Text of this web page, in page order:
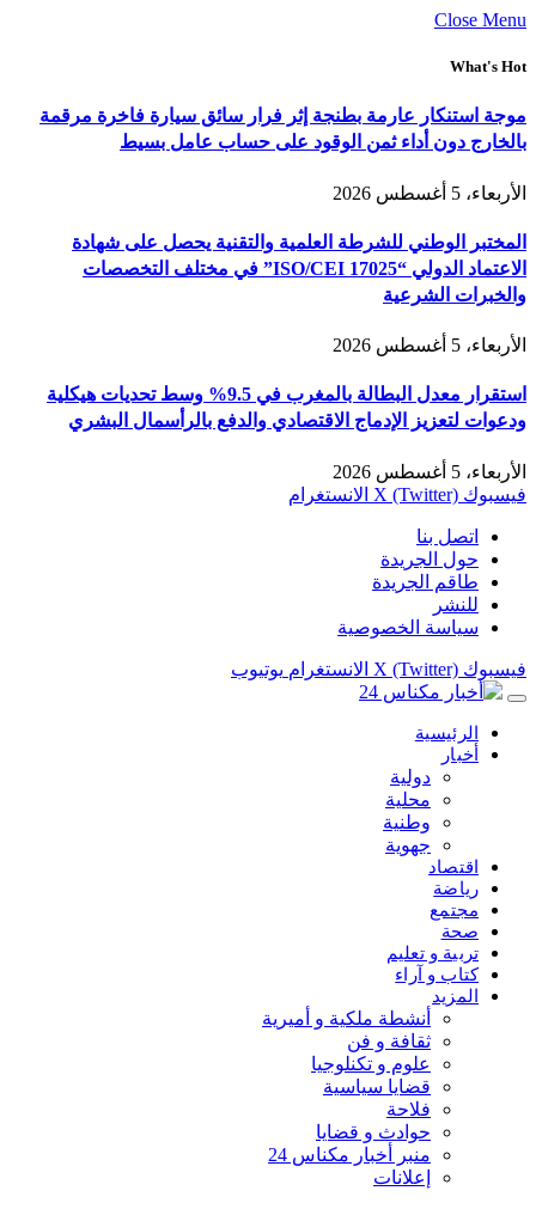
Close Menu
What's Hot
موجة استنكار عارمة بطنجة إثر فرار سائق سيارة فاخرة مرقمة
بالخارج دون أداء ثمن الوقود على حساب عامل بسيط
الأربعاء، 5 أغسطس 2026
المختبر الوطني للشرطة العلمية والتقنية يحصل على شهادة
الاعتماد الدولي “ISO/CEI 17025” في مختلف التخصصات
والخبرات الشرعية
الأربعاء، 5 أغسطس 2026
استقرار معدل البطالة بالمغرب في 9.5% وسط تحديات هيكلية
ودعوات لتعزيز الإدماج الاقتصادي والدفع بالرأسمال البشري
الأربعاء، 5 أغسطس 2026
فيسبوك X (Twitter) الانستغرام
اتصل بنا
حول الجريدة
طاقم الجريدة
للنشر
سياسة الخصوصية
فيسبوك X (Twitter) الانستغرام يوتيوب
الرئيسية
أخبار
دولية
محلية
وطنية
جهوية
اقتصاد
رياضة
مجتمع
صحة
تربية و تعليم
كتاب و آراء
المزيد
أنشطة ملكية و أميرية
ثقافة و فن
علوم و تكنلوجيا
قضايا سياسية
فلاحة
حوادث و قضايا
منبر أخبار مكناس 24
إعلانات